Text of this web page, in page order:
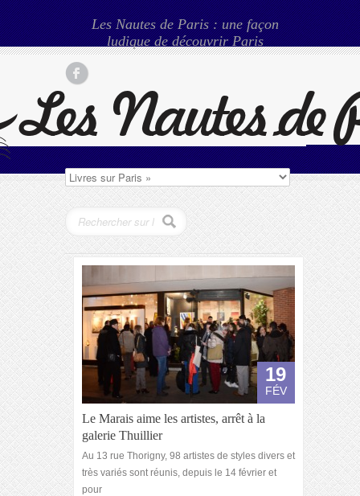
Les Nautes de Paris : une façon
ludique de découvrir Paris
19
FÉV
Le Marais aime les artistes, arrêt à la
galerie Thuillier
Au 13 rue Thorigny, 98 artistes de styles divers et
très variés sont réunis, depuis le 14 février et
pour